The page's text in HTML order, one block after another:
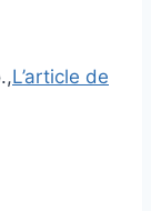
L’article de